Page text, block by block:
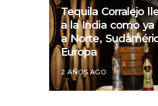
Tequila Corralejo
a la India como ya
a Norte,
Europa
2 AÑOS AGO